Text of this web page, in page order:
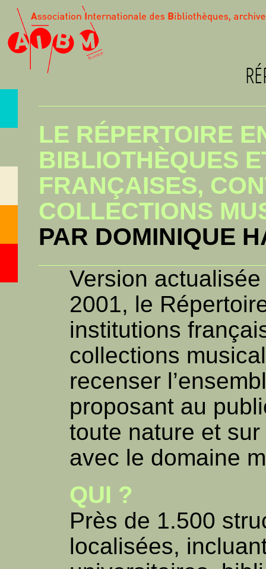
LE RÉPERTOIRE
BIBLIOTHÈQUES
FRANÇAISES,
COLLECTIONS
PAR DOMINIQUE
Version
2001, le
institutions
collections
recenser
proposant au
toute nature et
avec le domaine
QUI ?
Près de 1.500
localisées,